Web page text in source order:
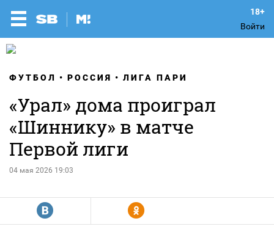
Войти
ФУТБОЛ РОССИЯ ЛИГА ПАРИ
«Урал» дома проиграл
«Шиннику» в матче
Первой лиги
04 мая 2026 19:03
R Y